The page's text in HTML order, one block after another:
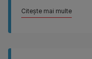
Citește mai multe